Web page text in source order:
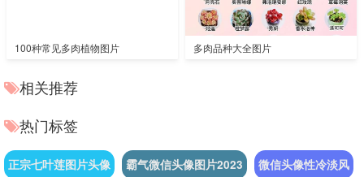
100种常见多肉植物图片 多肉品种大全图片
相关推荐
热门标签
正宗七叶莲图片头像 霸气微信头像图片2023 微信头像性冷淡风